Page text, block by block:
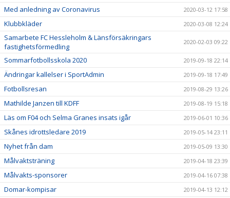
Med anledning av Coronavirus 2020-03-12 17:58
Klubbkläder 2020-03-08 12:24
Samarbete FC Hessleholm & Länsförsäkringars
fastighetsförmedling
2020-02-03 09:22
Sommarfotbollsskola 2020 2019-09-18 22:14
Ändringar kallelser i SportAdmin 2019-09-18 17:49
Fotbollsresan 2019-08-29 13:26
Mathilde Janzen till KDFF 2019-08-19 15:18
Läs om F04 och Selma Granes insats igår 2019-06-01 10:36
Skånes idrottsledare 2019 2019-05-14 23:11
Nyhet från dam 2019-05-09 13:30
Målvaktsträning 2019-04-18 23:39
Målvakts-sponsorer 2019-04-16 07:38
Domar-kompisar 2019-04-13 12:12